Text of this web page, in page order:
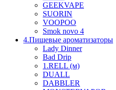
GEEKVAPE
SUORIN
VOOPOO
Smok novo 4
4.Пищевые ароматизаторы
Lady Dinner
Bad Drip
1.RELL (м)
DUALL
DABBLER